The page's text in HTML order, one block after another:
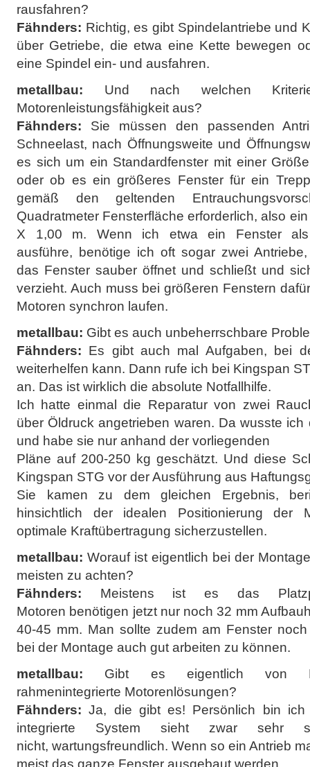
rausfahren?
Fähnders: Richtig, es gibt Spindelantriebe und
über Getriebe, die etwa eine Kette bewegen
eine Spindel ein- und ausfahren.
metallbau: Und nach welchen
Motorenleistungsfähigkeit aus?
Fähnders: Sie müssen den passenden
Schneelast, nach Öffnungsweite und
es sich um ein Standardfenster mit einer
oder ob es ein größeres Fenster für ein
gemäß den geltenden
Quadratmeter Fensterfläche erforderlich, also
X 1,00 m. Wenn ich etwa ein Fenster als
ausführe, benötige ich oft sogar zwei
das Fenster sauber öffnet und schließt und
verzieht. Auch muss bei größeren Fenstern
Motoren synchron laufen.
metallbau: Gibt es auch unbeherrschbare
Fähnders: Es gibt auch mal Aufgaben, bei
weiterhelfen kann. Dann rufe ich bei Kingspan
an. Das ist wirklich die absolute Notfallhilfe.
Ich hatte einmal die Reparatur von zwei
über Öldruck angetrieben waren. Da wusste
und habe sie nur anhand der vorliegenden
Pläne auf 200-250 kg geschätzt. Und diese
Kingspan STG vor der Ausführung aus
Sie kamen zu dem gleichen Ergebnis,
hinsichtlich der idealen Positionierung der
optimale Kraftübertragung sicherzustellen.
metallbau: Worauf ist eigentlich bei der
meisten zu achten?
Fähnders: Meistens ist es das
Motoren benötigen jetzt nur noch 32 mm
40-45 mm. Man sollte zudem am Fenster
bei der Montage auch gut arbeiten zu können.
metallbau: Gibt es eigentlich von
rahmenintegrierte Motorenlösungen?
Fähnders: Ja, die gibt es! Persönlich bin
integrierte System sieht zwar sehr
nicht, wartungsfreundlich. Wenn so ein Antrieb
meist das ganze Fenster ausgebaut werden.